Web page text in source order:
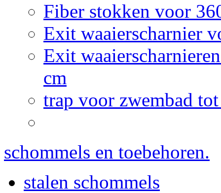
Fiber stokken voor
Exit waaierscharnier
Exit
cm
trap voor zwembad
schommels en toebehoren.
stalen schommels